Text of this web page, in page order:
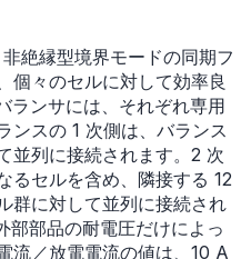
絶縁型境界モードの同期フ
個々のセルに対して効率良
ランサには、それぞれ専用
ンスの 1 次側は、バランス
並列に接続されます。2 次
るセルを含め、隣接する 12
群に対して並列に接続され
部部品の耐電圧だけによっ
流／放電電流の値は、10 A